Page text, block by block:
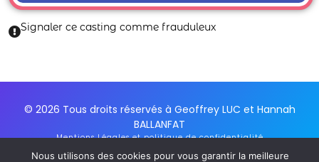
Signaler ce casting comme frauduleux
© 2026 Tous droits réservés à Geoffrey LUC et Hannah
BALLANFAT
Mentions Légales et politique de confidentialité
Nous utilisons des cookies pour vous garantir la meilleure